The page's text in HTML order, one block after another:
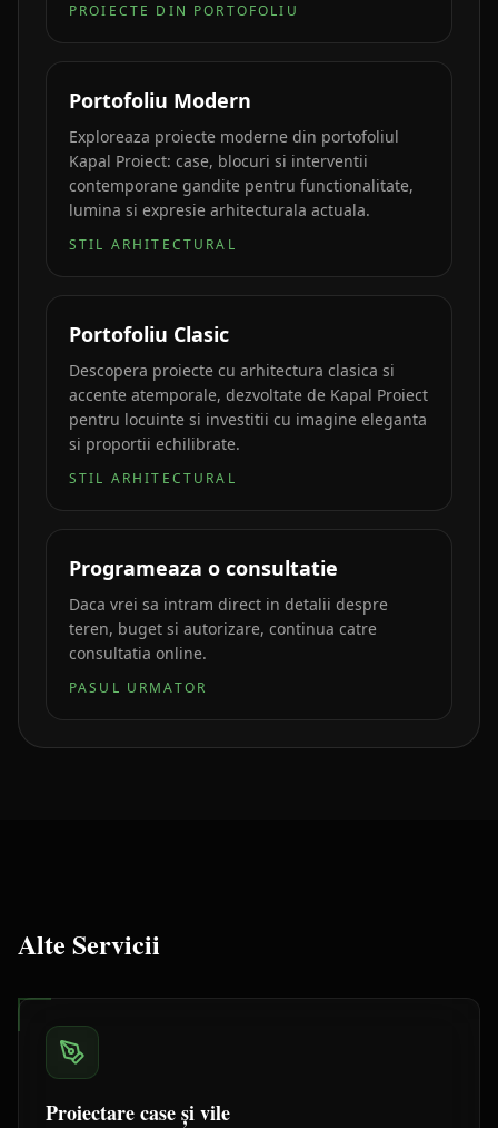
PROIECTE DIN PORTOFOLIU
Portofoliu Modern
Exploreaza proiecte moderne din portofoliul
Kapal Proiect: case, blocuri si interventii
contemporane gandite pentru functionalitate,
lumina si expresie arhitecturala actuala.
STIL ARHITECTURAL
Portofoliu Clasic
Descopera proiecte cu arhitectura clasica si
accente atemporale, dezvoltate de Kapal Proiect
pentru locuinte si investitii cu imagine eleganta
si proportii echilibrate.
STIL ARHITECTURAL
Programeaza o consultatie
Daca vrei sa intram direct in detalii despre
teren, buget si autorizare, continua catre
consultatia online.
PASUL URMATOR
Alte Servicii
Proiectare case și vile